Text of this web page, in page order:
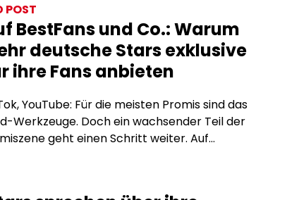
POST
BestFans und Co.: Warum
deutsche Stars exklusive
ihre Fans anbieten
YouTube: Für die meisten Promis sind das
Werkzeuge. Doch ein wachsender Teil der
geht einen Schritt weiter. Auf
Reichweitenbeschränkungen und ohne